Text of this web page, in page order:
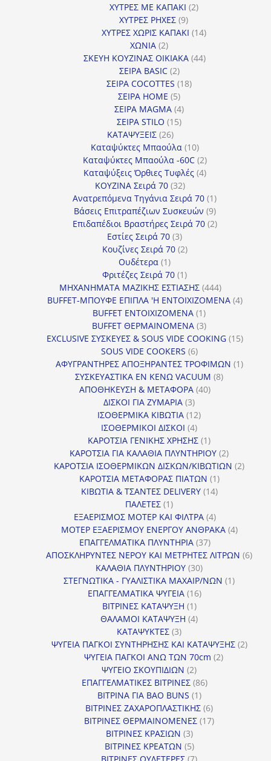
προϊόντα
ΧΥΤΡΕΣ ΜΕ ΚΑΠΑΚΙ 22
ΧΥΤΡΕΣ ΡΗΧΕΣ 99
προϊόντα
ΧΥΤΡΕΣ ΧΩΡΙΣ ΚΑΠΑΚΙ 1414
ΧΩΝΙΑ 22
προϊόντα
ΣΚΕΥΗ ΚΟΥΖΙΝΑΣ ΟΙΚΙΑΚΑ 4444
ΣΕΙΡΑ BASIC 22
προϊόντα
ΣΕΙΡΑ COCOTTES 1818
ΣΕΙΡΑ HOME 55
προϊόντα
ΣΕΙΡΑ MAGMA 44
προϊόντα
ΣΕΙΡΑ STILO 1515
ΚΑΤΑΨΥΞΕΙΣ 2626
προϊόντα
Καταψύκτες Μπαούλα 1010
προϊόντα
Καταψύκτες Μπαούλα -60C 22
προϊόντα
Καταψύξεις Όρθιες Τυφλές 44
ΚΟΥΖΙΝΑ Σειρά 70 3232
προϊόντα
Ανατρεπόμενα Τηγάνια Σειρά 70 11
προϊόν
Βάσεις Επιτραπέζιων Συσκευών 99
προϊόντα
Επιδαπέδιοι Βραστήρες Σειρά 70 22
Εστίες Σειρά 70 33
προϊόντα
Κουζίνες Σειρά 70 22
Ουδέτερα 11
προϊόν
Φριτέζες Σειρά 70 11
προϊόν
ΜΗΧΑΝΗΜΑΤΑ ΜΑΖΙΚΗΣ ΕΣΤΙΑΣΗΣ 444444
προϊόντα
BUFFET-ΜΠΟΥΦΕ ΕΠΙΠΛΑ 'Η ΕΝΤΟΙΧΙΖΟΜΕΝΑ 44
BUFFET ΕΝΤΟΙΧΙΖΟΜΕΝΑ 11
προϊόν
BUFFET ΘΕΡΜΑΙΝΟΜΕΝΑ 33
προϊόντα
EXCLUSIVE ΣΥΣΚΕΥΕΣ & SOUS VIDE COOKING 1515
SOUS VIDE COOKERS 66
προϊόντα
ΑΦΥΓΡΑΝΤΗΡΕΣ ΑΠΟΞΗΡΑΝΤΕΣ ΤΡΟΦΙΜΩΝ 11
ΣΥΣΚΕΥΑΣΤΙΚΑ ΕΝ ΚΕΝΩ VACUUM 88
ΑΠΟΘΗΚΕΥΣΗ & ΜΕΤΑΦΟΡΑ 4040
ΔΙΣΚΟΙ ΓΙΑ ΖΥΜΑΡΙΑ 33
προϊόντα
ΙΣΟΘΕΡΜΙΚΑ ΚΙΒΩΤΙΑ 1212
ΙΣΟΘΕΡΜΙΚΟΙ ΔΙΣΚΟΙ 44
προϊόντα
ΚΑΡΟΤΣΙΑ ΓΕΝΙΚΗΣ ΧΡΗΣΗΣ 11
προϊόν
ΚΑΡΟΤΣΙΑ ΓΙΑ ΚΑΛΑΘΙΑ ΠΛΥΝΤΗΡΙΟΥ 22
προϊόντα
ΚΑΡΟΤΣΙΑ ΙΣΟΘΕΡΜΙΚΩΝ ΔΙΣΚΩΝ/ΚΙΒΩΤΙΩΝ 22
ΚΑΡΟΤΣΙΑ ΜΕΤΑΦΟΡΑΣ ΠΙΑΤΩΝ 11
προϊόν
ΚΙΒΩΤΙΑ & ΤΣΑΝΤΕΣ DELIVERY 1414
ΠΑΛΕΤΕΣ 11
προϊόν
ΕΞΑΕΡΙΣΜΟΣ ΜΟΤΕΡ ΚΑΙ ΦΙΛΤΡΑ 44
προϊόντα
ΜΟΤΕΡ ΕΞΑΕΡΙΣΜΟΥ ΕΝΕΡΓΟΥ ΑΝΘΡΑΚΑ 44
ΕΠΑΓΓΕΛΜΑΤΙΚΑ ΠΛΥΝΤΗΡΙΑ 3737
προϊόντα
ΑΠΟΣΚΛΗΡΥΝΤΕΣ ΝΕΡΟΥ ΚΑΙ ΜΕΤΡΗΤΕΣ ΛΙΤΡΩΝ 66
ΚΑΛΑΘΙΑ ΠΛΥΝΤΗΡΙΟΥ 3030
προϊόντα
ΣΤΕΓΝΩΤΙΚΑ - ΓΥΑΛΙΣΤΙΚΑ ΜΑΧΑΙΡ/ΝΩΝ 11
ΕΠΑΓΓΕΛΜΑΤΙΚΑ ΨΥΓΕΙΑ 1616
ΒΙΤΡΙΝΕΣ ΚΑΤΑΨΥΞΗ 11
προϊόν
ΘΑΛΑΜΟΙ ΚΑΤΑΨΥΞΗ 44
ΚΑΤΑΨΥΚΤΕΣ 33
προϊόντα
ΨΥΓΕΙΑ ΠΑΓΚΟΙ ΣΥΝΤΗΡΗΣΗΣ ΚΑΙ ΚΑΤΑΨΥΞΗΣ 22
ΨΥΓΕΙΑ ΠΑΓΚΟΙ ΑΝΩ ΤΩΝ 70cm 22
ΨΥΓΕΙΟ ΣΚΟΥΠΙΔΙΩΝ 22
προϊόντα
ΕΠΑΓΓΕΛΜΑΤΙΚΕΣ ΒΙΤΡΙΝΕΣ 8686
ΒΙΤΡΙΝΑ ΓΙΑ BAO BUNS 11
προϊόν
ΒΙΤΡΙΝΕΣ ΖΑΧΑΡΟΠΛΑΣΤΙΚΗΣ 66
προϊόντα
ΒΙΤΡΙΝΕΣ ΘΕΡΜΑΙΝΟΜΕΝΕΣ 1717
ΒΙΤΡΙΝΕΣ ΚΡΑΣΙΩΝ 33
προϊόντα
ΒΙΤΡΙΝΕΣ ΚΡΕΑΤΩΝ 55
προϊόντα
7